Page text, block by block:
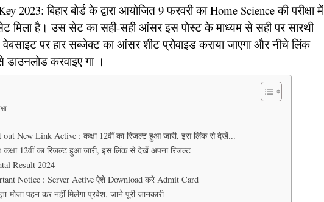
2023: बिहार बोर्ड के द्वारा आयोजित 9 फरवरी का Home Science की परीक्षा में
सेट मिला है। उस सेट का सही-सही आंसर इस पोस्ट के माध्यम से सही पर सारथी
पर हार सब्जेक्ट का आंसर शीट प्रोवाइड कराया जाएगा और नीचे लिंक
करवाइए गा ।
New Link Active : कक्षा 12वीं का रिजल्ट हुआ जारी, इस लिंक से देखें...
12वीं का रिजल्ट हुआ जारी, इस लिंक से देखें अपना रिजल्ट
Result 2024
Notice : Server Active ऐशे Download करे Admit Card
मोजा पहन कर नहीं मिलेगा प्रवेश, जाने पूरी जानकारी